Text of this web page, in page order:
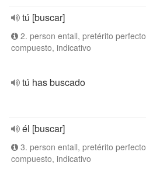
tú [buscar]
2. person entall, pretérito perfecto
compuesto, indicativo
tú has buscado
él [buscar]
3. person entall, pretérito perfecto
compuesto, indicativo